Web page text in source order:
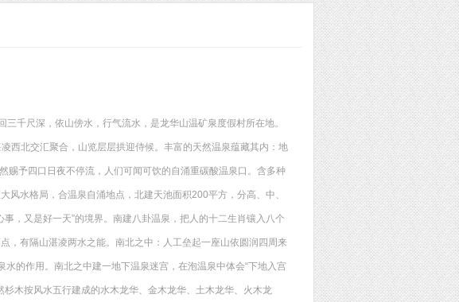
千尺深，依山傍水，行气流水，是龙华山温矿泉度假村所在地。
西北交汇聚合，山览层层拱迎侍候。丰富的天然温泉蕴藏其内：地
赐予四口日夜不停流，人们可闻可饮的自涌重碳酸温泉口。含多种
风水格局，合温泉自涌地点，北建天池面积200平方，分高、中、
，又是好一天”的境界。南建八卦温泉，把人的十二生肖镶入八个
，有隔山湛凌两水之能。南北之中：人工垒起一座山依圆润四周来
的作用。南北之中建一地下温泉迷宫，在泡温泉中体会“下地入宫
木按风水五行建成的水木龙华、金木龙华、土木龙华、火木龙